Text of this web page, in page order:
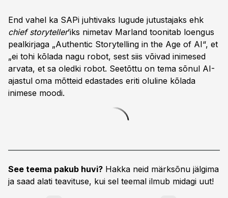
End vahel ka SAPi juhtivaks lugude jutustajaks ehk
chief storyteller’iks nimetav Marland toonitab loengus
pealkirjaga „Authentic Storytelling in the Age of AI“, et
„ei tohi kõlada nagu robot, sest siis võivad inimesed
arvata, et sa oledki robot. Seetõttu on tema sõnul AI-
ajastul oma mõtteid edastades eriti oluline kõlada
inimese moodi.
See teema pakub huvi? Hakka neid märksõnu jälgima
ja saad alati teavituse, kui sel teemal ilmub midagi uut!